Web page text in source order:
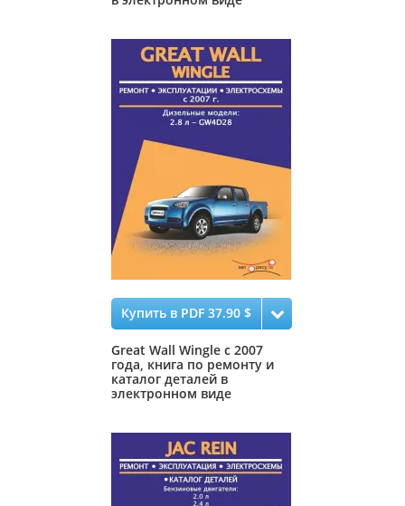
Купить в PDF 37.90 $
Great Wall Wingle с 2007
года, книга по ремонту и
каталог деталей в
электронном виде